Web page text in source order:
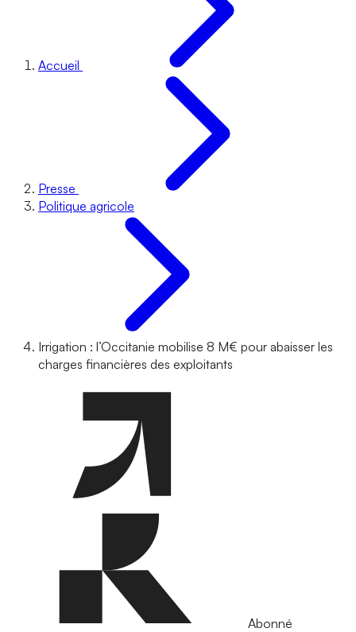
Accueil
Presse
Politique agricole
Irrigation : l’Occitanie mobilise 8 M€ pour abaisser les
charges financières des exploitants
Abonné